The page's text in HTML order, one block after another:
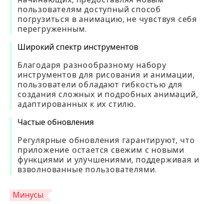
пользователям доступный способ
погрузиться в анимацию, не чувствуя себя
перегруженным.
Широкий спектр инструментов
Благодаря разнообразному набору
инструментов для рисования и анимации,
пользователи обладают гибкостью для
создания сложных и подробных анимаций,
адаптированных к их стилю.
Частые обновления
Регулярные обновления гарантируют, что
приложение остается свежим с новыми
функциями и улучшениями, поддерживая и
взволнованные пользователями.
Минусы